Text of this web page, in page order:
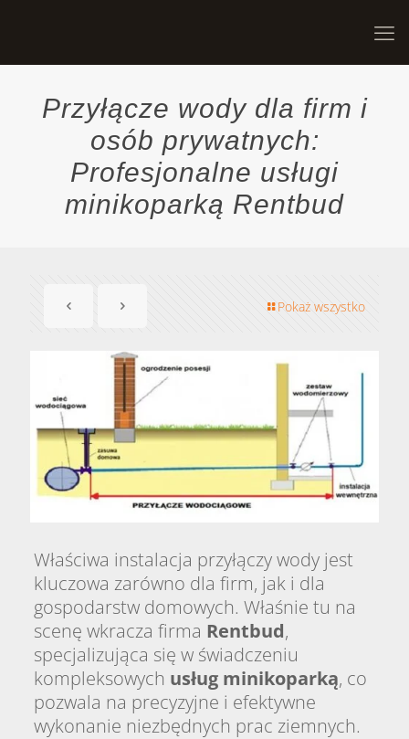
Przyłącze wody dla firm i
osób prywatnych:
Profesjonalne usługi
minikoparką Rentbud
Pokaż wszystko
Właściwa instalacja przyłączy wody jest
kluczowa zarówno dla firm, jak i dla
gospodarstw domowych. Właśnie tu na
scenę wkracza firma Rentbud,
specjalizująca się w świadczeniu
kompleksowych usług minikoparką, co
pozwala na precyzyjne i efektywne
wykonanie niezbędnych prac ziemnych.